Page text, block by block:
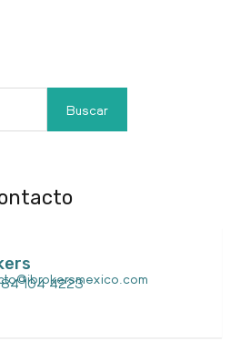
Buscar
104 4223